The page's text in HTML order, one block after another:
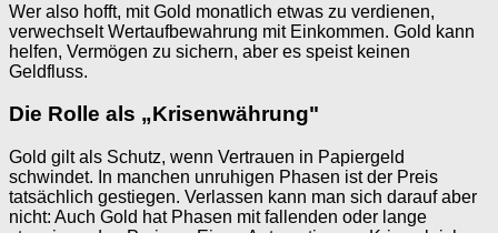
Wer also hofft, mit Gold monatlich etwas zu verdienen,
verwechselt Wertaufbewahrung mit Einkommen. Gold kann
helfen, Vermögen zu sichern, aber es speist keinen
Geldfluss.
Die Rolle als „Krisenwährung"
Gold gilt als Schutz, wenn Vertrauen in Papiergeld
schwindet. In manchen unruhigen Phasen ist der Preis
tatsächlich gestiegen. Verlassen kann man sich darauf aber
nicht: Auch Gold hat Phasen mit fallenden oder lange